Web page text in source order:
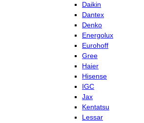
Daikin
Dantex
Denko
Energolux
Eurohoff
Gree
Haier
Hisense
IGC
Jax
Kentatsu
Lessar